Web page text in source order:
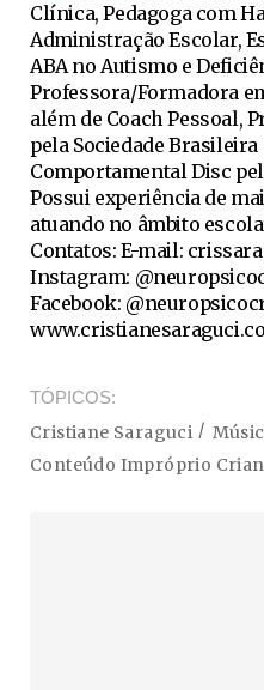
Clínica, Pedagoga com
Administração Escolar,
ABA no Autismo e
Professora/Formadora
além de Coach Pessoal,
pela Sociedade
Comportamental Disc
Possui experiência de
atuando no âmbito
Contatos: E-mail:
Instagram:
Facebook:
TÓPICOS
Cristiane Saraguci
Conteúdo Impróprio